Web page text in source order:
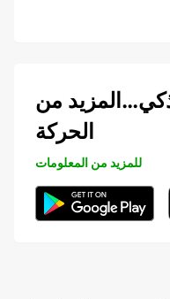
من
الحركة
للمزيد من المعلومات